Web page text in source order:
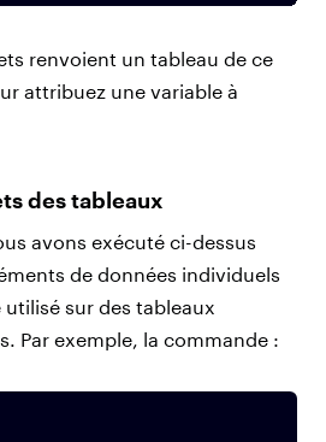
renvoient un tableau de ce
attribuez une variable à
des tableaux
avons exécuté ci-dessus
de données individuels
sur des tableaux
Par exemple, la commande :